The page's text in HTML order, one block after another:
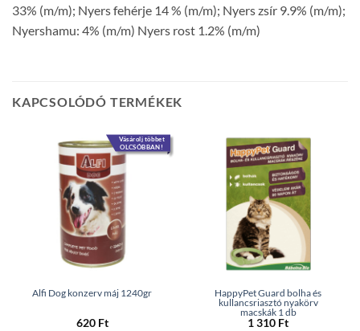
33% (m/m); Nyers fehérje 14 % (m/m); Nyers zsír 9.9% (m/m);
Nyershamu: 4% (m/m) Nyers rost 1.2% (m/m)
KAPCSOLÓDÓ TERMÉKEK
Vásárolj többet
OLCSÓBBAN!
Alfi Dog konzerv máj 1240gr
620 Ft
HappyPet Guard bolha és
kullancsriasztó nyakörv
macskák 1 db
1 310 Ft